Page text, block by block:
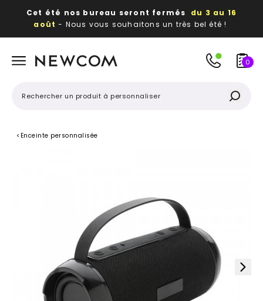
Cet été nos bureau seront fermés du 3 au 16
août - Nous vous souhaitons un très bel été !
publicitaires
0
< Enceinte personnalisée